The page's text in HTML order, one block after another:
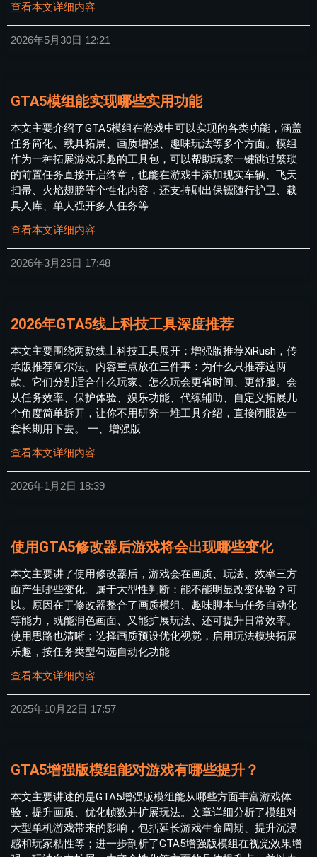
查看本文详细内容
2026年5月30日 12:21
GTA5模组能实现哪些实用功能
本文主要介绍了GTA5模组在游戏中可以实现的各类功能，涵盖
任务简化、载具拓展、画质增强、趣味玩法等多个方面。模组
作为一种拓展游戏乐趣的工具包，可以帮助玩家一键跳过繁琐
的前置任务直接开启终章，也能在游戏中添加现实车辆、飞天
扫帚、火焰翅膀等个性化内容，还支持刷出保镖随行护卫、载
具入库、单人强开多人任务等
查看本文详细内容
2026年3月25日 17:48
2026年GTA5线上科技工具深度推荐
本文主要围绕两款线上科技工具展开：增强版推荐XiRush，传
承版推荐阿尔法。内容重点放在三件事：为什么只推荐这两
款、它们分别适合什么玩家、怎么玩会更省时间、更舒服。会
从任务效率、保护体验、娱乐功能、代练辅助、自定义拓展几
个角度简单拆开，让你不用研究一堆工具介绍，直接闭眼选一
套长期用下去。 一、增强版
查看本文详细内容
2026年1月2日 18:39
使用GTA5修改器后游戏将会出现哪些变化
本文主要讲了使用修改器后，游戏会在画质、玩法、效率三方
面产生哪些变化。属于大型性判断：能不能明显改变体验？可
以。原因在于修改器整合了画质模组、趣味脚本与任务自动化
等能力，既能润色画面、又能扩展玩法、还可提升日常效率。
使用思路也清晰：选择画质预设优化视觉，启用玩法模块拓展
乐趣，按任务类型勾选自动化功能
查看本文详细内容
2025年10月22日 17:57
GTA5增强版模组能对游戏有哪些提升？
本文主要讲述的是GTA5增强版模组能从哪些方面丰富游戏体
验，提升画质、优化帧数并扩展玩法。文章详细分析了模组对
大型单机游戏带来的影响，包括延长游戏生命周期、提升沉浸
感和玩家粘性等；进一步剖析了GTA5增强版模组在视觉效果增